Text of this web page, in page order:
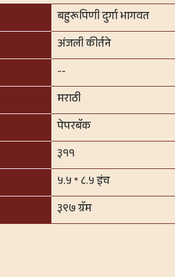
बहुरूपिणी दुर्गा भागवत
अंजली कीर्तने
--
मराठी
पेपरबॅक
३११
५.५ * ८.५ इंच
३९७ ग्रॅम